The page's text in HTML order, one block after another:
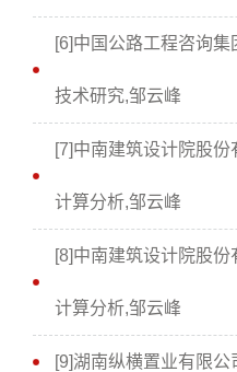
[6]中国公路工程咨询
技术研究,邹云峰
[7]中南建筑设计院股
计算分析,邹云峰
[8]中南建筑设计院股
计算分析,邹云峰
[9]湖南纵横置业有限